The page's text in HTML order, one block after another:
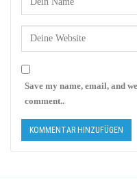
Save my name, email, and
comment..